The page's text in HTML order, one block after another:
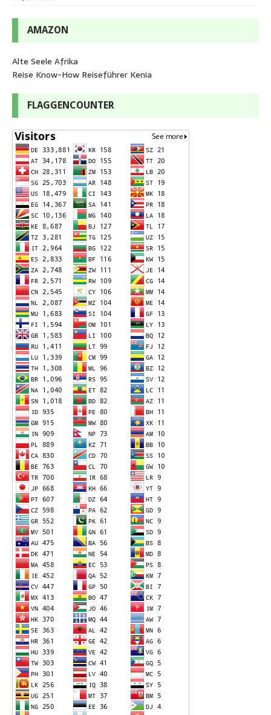
AMAZON
Alte Seele Afrika
Reise Know-How Reiseführer Kenia
FLAGGENCOUNTER